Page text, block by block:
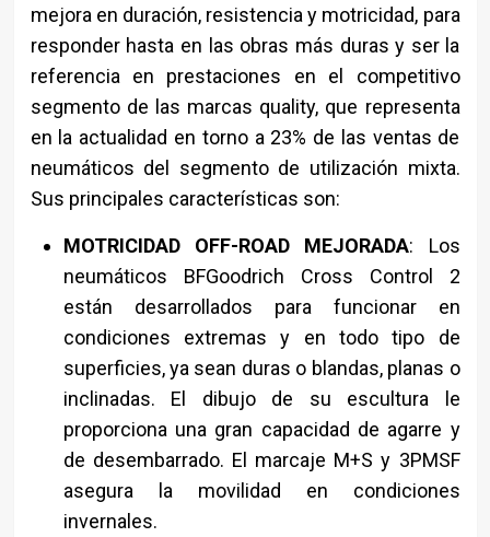
mejora en duración, resistencia y motricidad, para
responder hasta en las obras más duras y ser la
referencia en prestaciones en el competitivo
segmento de las marcas quality, que representa
en la actualidad en torno a 23% de las ventas de
neumáticos del segmento de utilización mixta.
Sus principales características son:
MOTRICIDAD OFF-ROAD MEJORADA: Los
neumáticos BFGoodrich Cross Control 2
están desarrollados para funcionar en
condiciones extremas y en todo tipo de
superficies, ya sean duras o blandas, planas o
inclinadas. El dibujo de su escultura le
proporciona una gran capacidad de agarre y
de desembarrado. El marcaje M+S y 3PMSF
asegura la movilidad en condiciones
invernales.